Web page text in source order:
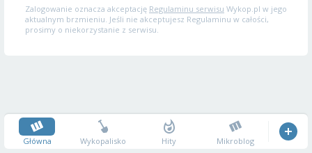
Zalogowanie oznacza akceptację Regulaminu serwisu Wykop.pl w jego
aktualnym brzmieniu. Jeśli nie akceptujesz Regulaminu w całości,
prosimy o niekorzystanie z serwisu.
Główna Wykopalisko Hity Mikroblog